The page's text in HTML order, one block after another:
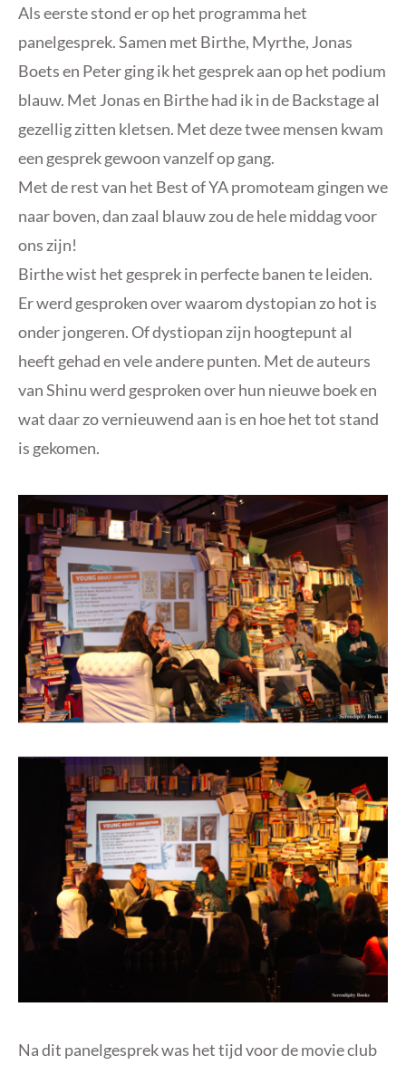
Als eerste stond er op het programma het
panelgesprek. Samen met Birthe, Myrthe, Jonas
Boets en Peter ging ik het gesprek aan op het podium
blauw. Met Jonas en Birthe had ik in de Backstage al
gezellig zitten kletsen. Met deze twee mensen kwam
een gesprek gewoon vanzelf op gang.
Met de rest van het Best of YA promoteam gingen we
naar boven, dan zaal blauw zou de hele middag voor
ons zijn!
Birthe wist het gesprek in perfecte banen te leiden.
Er werd gesproken over waarom dystopian zo hot is
onder jongeren. Of dystiopan zijn hoogtepunt al
heeft gehad en vele andere punten. Met de auteurs
van Shinu werd gesproken over hun nieuwe boek en
wat daar zo vernieuwend aan is en hoe het tot stand
is gekomen.
Na dit panelgesprek was het tijd voor de movie club